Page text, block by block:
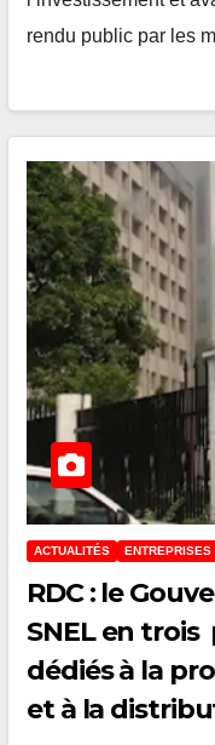
rendu public par les
ACTUALITÉS ENTREPRISES
RDC : le
SNEL en
dédiés à la
et à la